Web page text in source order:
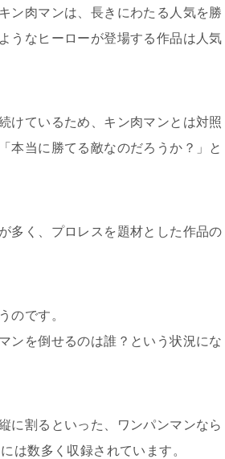
ン肉マンは、長きにわたる人気を勝
うなヒーローが登場する作品は人気
けているため、キン肉マンとは対照
本当に勝てる敵なのだろうか？」と
多く、プロレスを題材とした作品の
のです。
ンを倒せるのは誰？という状況にな
に割るといった、ワンパンマンなら
は数多く収録されています。